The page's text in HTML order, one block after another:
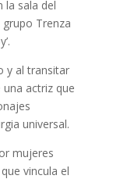
la sala del
Trenza
y al transitar
actriz que
universal.
mujeres
vincula el